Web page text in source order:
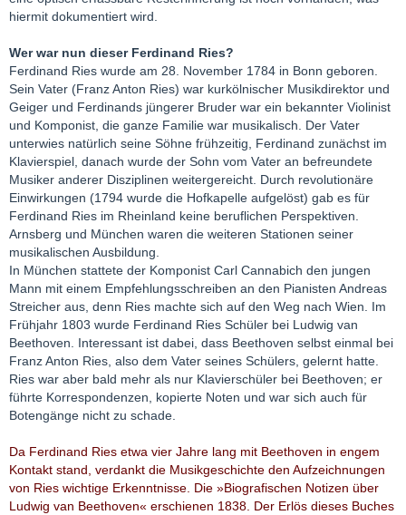
hiermit dokumentiert wird.
Wer war nun dieser Ferdinand Ries?
Ferdinand Ries wurde am 28. November 1784 in Bonn geboren.
Sein Vater (Franz Anton Ries) war kurkölnischer Musikdirektor und
Geiger und Ferdinands jüngerer Bruder war ein bekannter Violinist
und Komponist, die ganze Familie war musikalisch. Der Vater
unterwies natürlich seine Söhne frühzeitig, Ferdinand zunächst im
Klavierspiel, danach wurde der Sohn vom Vater an befreundete
Musiker anderer Disziplinen weitergereicht. Durch revolutionäre
Einwirkungen (1794 wurde die Hofkapelle aufgelöst) gab es für
Ferdinand Ries im Rheinland keine beruflichen Perspektiven.
Arnsberg und München waren die weiteren Stationen seiner
musikalischen Ausbildung.
In München stattete der Komponist Carl Cannabich den jungen
Mann mit einem Empfehlungsschreiben an den Pianisten Andreas
Streicher aus, denn Ries machte sich auf den Weg nach Wien. Im
Frühjahr 1803 wurde Ferdinand Ries Schüler bei Ludwig van
Beethoven. Interessant ist dabei, dass Beethoven selbst einmal bei
Franz Anton Ries, also dem Vater seines Schülers, gelernt hatte.
Ries war aber bald mehr als nur Klavierschüler bei Beethoven; er
führte Korrespondenzen, kopierte Noten und war sich auch für
Botengänge nicht zu schade.
Da Ferdinand Ries etwa vier Jahre lang mit Beethoven in engem
Kontakt stand, verdankt die Musikgeschichte den Aufzeichnungen
von Ries wichtige Erkenntnisse. Die »Biografischen Notizen über
Ludwig van Beethoven« erschienen 1838. Der Erlös dieses Buches